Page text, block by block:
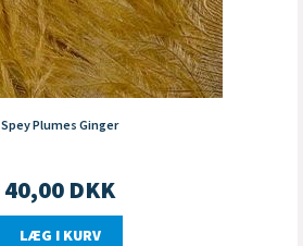
Spey Plumes Ginger
40,00 DKK
LÆG I KURV